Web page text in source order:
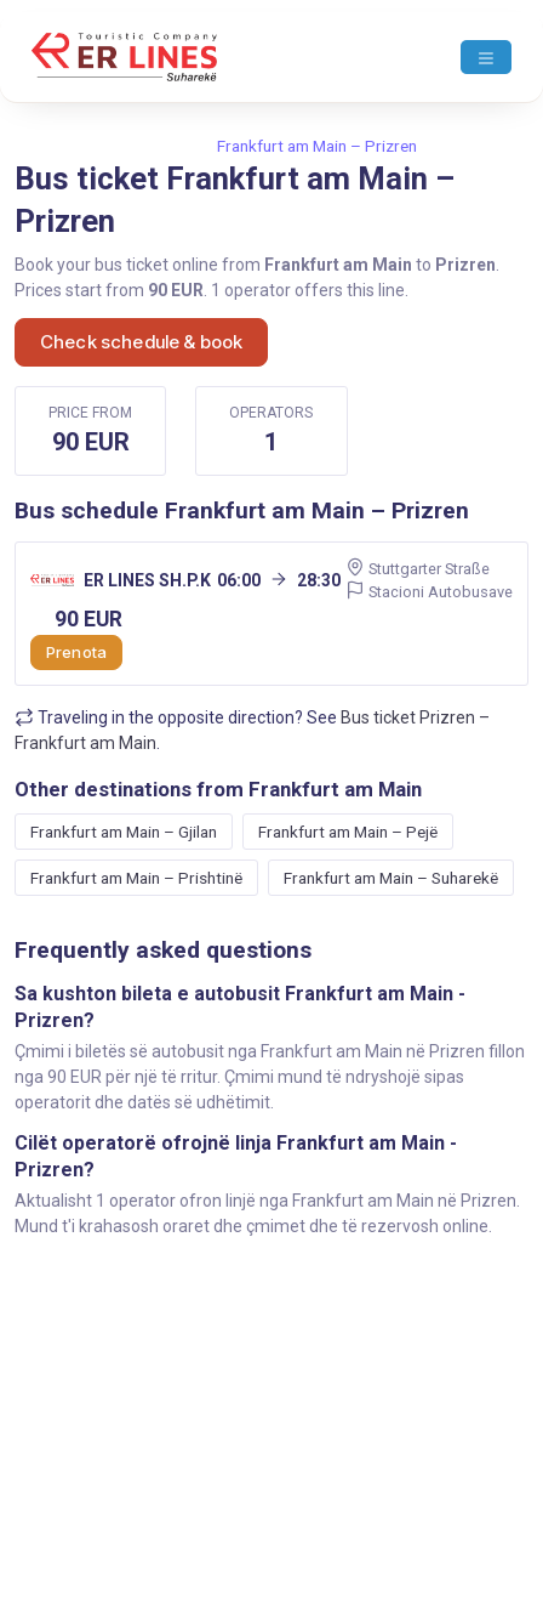
Frankfurt am Main – Prizren
Bus ticket Frankfurt am Main –
Prizren
Book your bus ticket online from Frankfurt am Main to Prizren
Prices start from 90 EUR . 1 operator offers this line.
Check schedule & book
PRICE FROM
90 EUR
OPERATORS
1
Bus schedule Frankfurt am Main – Prizren
ER LINES SH.P.K 06:00 28:30
Stuttgarter Straße
Stacioni Autobusave
90 EUR
Prenota
Traveling in the opposite direction? See Bus ticket Prizren –
Frankfurt am Main
Other destinations from Frankfurt am Main
Frankfurt am Main – Gjilan Frankfurt am Main – Pejë
Frankfurt am Main – Prishtinë Frankfurt am Main – Suharekë
Frequently asked questions
Sa kushton bileta e autobusit Frankfurt am Main -
Prizren?
Çmimi i biletës së autobusit nga Frankfurt am Main në Prizren fillon
nga 90 EUR për një të rritur. Çmimi mund të ndryshojë sipas
operatorit dhe datës së udhëtimit.
Cilët operatorë ofrojnë linja Frankfurt am Main -
Prizren?
Aktualisht 1 operator ofron linjë nga Frankfurt am Main në Prizren.
Mund t'i krahasosh oraret dhe çmimet dhe të rezervosh online.